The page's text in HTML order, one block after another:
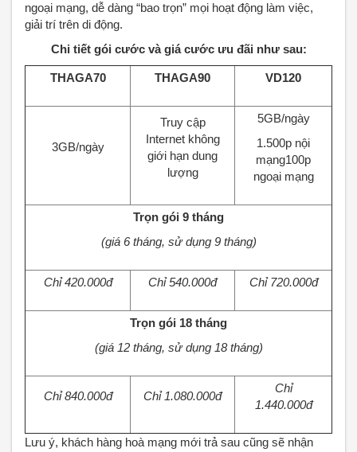
ngoại mạng, dễ dàng “bao trọn” mọi hoạt động làm việc,
giải trí trên di động.
Chi tiết gói cước và giá cước ưu đãi như sau:
THAGA70 THAGA90 VD120
3GB/ngày
Truy cập
Internet không
giới hạn dung
lượng
5GB/ngày
1.500p nội
mạng100p
ngoại mạng
Trọn gói 9 tháng
(giá 6 tháng, sử dụng 9 tháng)
Chỉ 420.000đ Chỉ 540.000đ Chỉ 720.000đ
Trọn gói 18 tháng
(giá 12 tháng, sử dụng 18 tháng)
Chỉ 840.000đ Chỉ 1.080.000đ
Chỉ
1.440.000đ
Lưu ý, khách hàng hoà mạng mới trả sau cũng sẽ nhận